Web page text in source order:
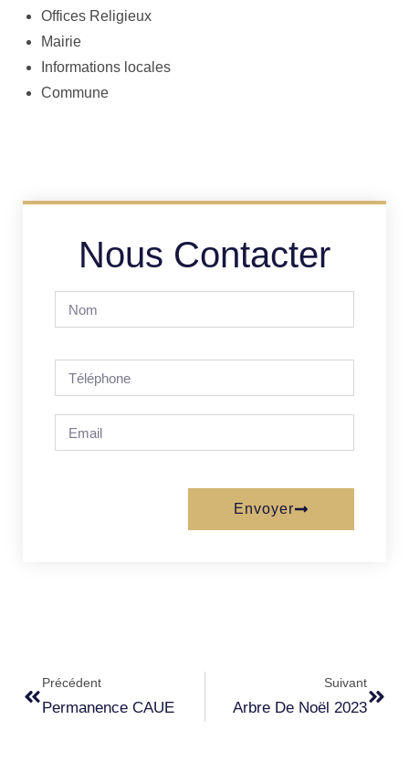
Offices Religieux
Mairie
Informations locales
Commune
Nous Contacter
Envoyer
Précédent
Permanence CAUE
Suivant
Arbre De Noël 2023